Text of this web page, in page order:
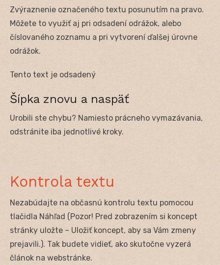
Zvýraznenie označeného textu posunutím na pravo.
Môžete to využiť aj pri odsadení odrážok, alebo
číslovaného zoznamu a pri vytvorení ďalšej úrovne
odrážok.
Tento text je odsadený
Šípka znovu a naspäť
Urobili ste chybu? Namiesto prácneho vymazávania,
odstránite iba jednotlivé kroky.
Kontrola textu
Nezabúdajte na občasnú kontrolu textu pomocou
tlačidla Náhľad (Pozor! Pred zobrazením si koncept
stránky uložte – Uložiť koncept, aby sa Vám zmeny
prejavili.). Tak budete vidieť, ako skutočne vyzerá
článok na webstránke.